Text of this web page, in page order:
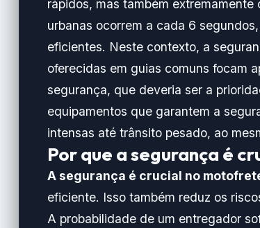
rápidos, mas também
urbanas ocorrem a cada 6
eficientes. Neste contexto, a
oferecidas em guias comuns focam
segurança, que deveria ser a
equipamentos que garantem a
intensas até trânsito pesado, ao
Por que a segurança é
A segurança é crucial no
eficiente. Isso também reduz os
A probabilidade de um entregador